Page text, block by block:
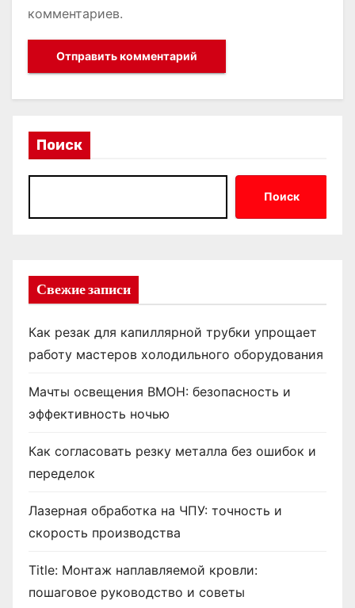
комментариев.
Поиск
Поиск
Свежие записи
Как резак для капиллярной трубки упрощает
работу мастеров холодильного оборудования
Мачты освещения ВМОН: безопасность и
эффективность ночью
Как согласовать резку металла без ошибок и
переделок
Лазерная обработка на ЧПУ: точность и
скорость производства
Title: Монтаж наплавляемой кровли:
пошаговое руководство и советы